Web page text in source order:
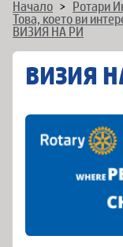
Начало > Ротари
Това, което ви
ВИЗИЯ НА РИ
ВИЗИЯ